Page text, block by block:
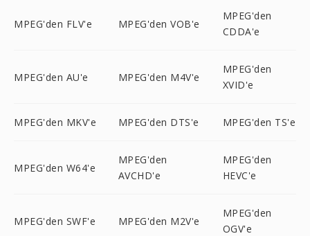
MPEG'den FLV'e MPEG'den VOB'e
MPEG'den
CDDA'e
MPEG'den AU'e MPEG'den M4V'e
MPEG'den
XVID'e
MPEG'den MKV'e MPEG'den DTS'e MPEG'den TS'e
MPEG'den W64'e
MPEG'den
AVCHD'e
MPEG'den
HEVC'e
MPEG'den SWF'e MPEG'den M2V'e
MPEG'den
OGV'e